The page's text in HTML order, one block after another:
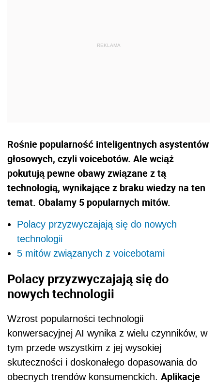
Rośnie popularność inteligentnych asystentów
głosowych, czyli voicebotów. Ale wciąż
pokutują pewne obawy związane z tą
technologią, wynikające z braku wiedzy na ten
temat. Obalamy 5 popularnych mitów.
Polacy przyzwyczajają się do nowych
technologii
5 mitów związanych z voicebotami
Polacy przyzwyczajają się do
nowych technologii
Wzrost popularności technologii
konwersacyjnej AI wynika z wielu czynników, w
tym przede wszystkim z jej wysokiej
skuteczności i doskonałego dopasowania do
obecnych trendów konsumenckich. Aplikacje